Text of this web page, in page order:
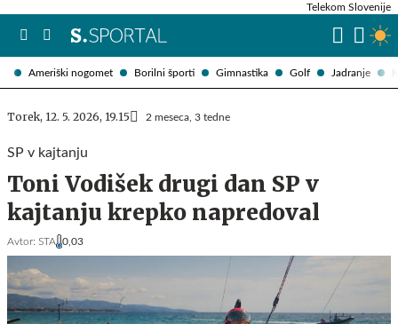
Ameriški nogomet Borilni športi Gimnastika Golf Jadranje
Telekom Slovenije
Torek, 12. 5. 2026, 19.15 2 meseca, 3 tedne
SP v kajtanju
Toni Vodišek drugi dan SP v
kajtanju krepko napredoval
Avtor: STA 0,03